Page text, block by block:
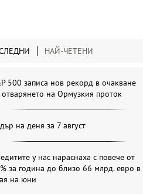
НАЙ-ЧЕТЕНИ
500 записа нов рекорд в очакване
отварянето на Ормузкия проток
на деня за 7 август
у нас нараснаха с повече от
за година до близо 66 млрд. евро в
на юни